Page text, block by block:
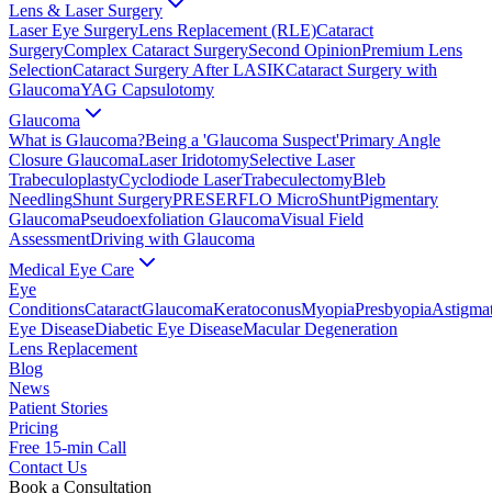
Lens & Laser Surgery
Laser Eye SurgeryLens Replacement (RLE)Cataract
SurgeryComplex Cataract SurgerySecond OpinionPremium Lens
SelectionCataract Surgery After LASIKCataract Surgery with
GlaucomaYAG Capsulotomy
Glaucoma
What is Glaucoma?Being a 'Glaucoma Suspect'Primary Angle
Closure GlaucomaLaser IridotomySelective Laser
TrabeculoplastyCyclodiode LaserTrabeculectomyBleb
NeedlingShunt SurgeryPRESERFLO MicroShuntPigmentary
GlaucomaPseudoexfoliation GlaucomaVisual Field
AssessmentDriving with Glaucoma
Medical Eye Care
Eye
ConditionsCataractGlaucomaKeratoconusMyopiaPresbyopia
Eye DiseaseDiabetic Eye DiseaseMacular Degeneration
Lens Replacement
Blog
News
Patient Stories
Pricing
Free 15-min Call
Contact Us
Book a Consultation